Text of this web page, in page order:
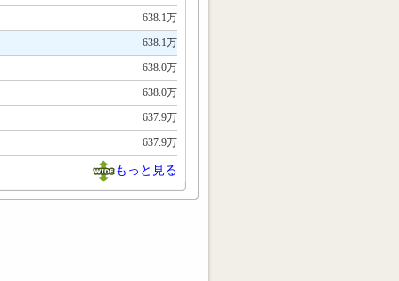
638.1万
638.1万
638.0万
638.0万
637.9万
637.9万
もっと見る